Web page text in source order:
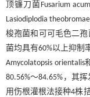
顶镰刀菌Fusarium
Lasiodiplodia
梭孢菌和可可毛色二
菌均具有60%以上抑制
Amycolatopsis
80.56%～84.65%，其
用伤根灌根法接种4株